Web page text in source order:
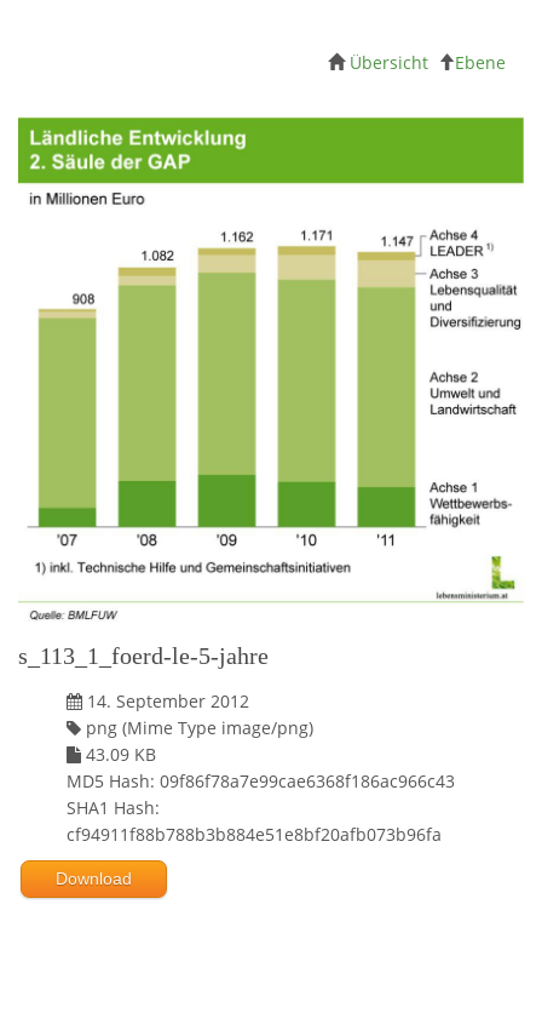
Übersicht Ebene
s_113_1_foerd-le-5-jahre
14. September 2012
png (Mime Type image/png)
43.09 KB
MD5 Hash: 09f86f78a7e99cae6368f186ac966c43
SHA1 Hash:
cf94911f88b788b3b884e51e8bf20afb073b96fa
Download